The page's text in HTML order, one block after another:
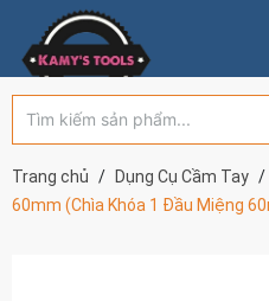
Trang chủ Dụng Cụ Cầm Tay
60mm (Chìa Khóa 1 Đầu Miệng